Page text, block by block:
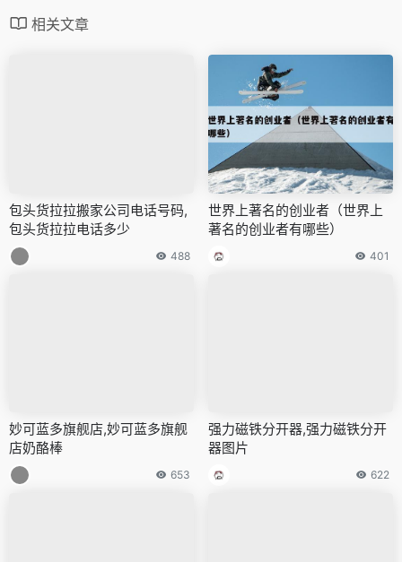
相关文章
包头货拉拉搬家公司电话号码,
包头货拉拉电话多少
488
世界上著名的创业者（世界上
著名的创业者有哪些）
401
妙可蓝多旗舰店,妙可蓝多旗舰
店奶酪棒
653
强力磁铁分开器,强力磁铁分开
器图片
622